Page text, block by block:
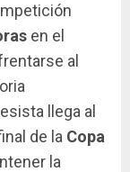
en el
al
llega al
de la Copa
la